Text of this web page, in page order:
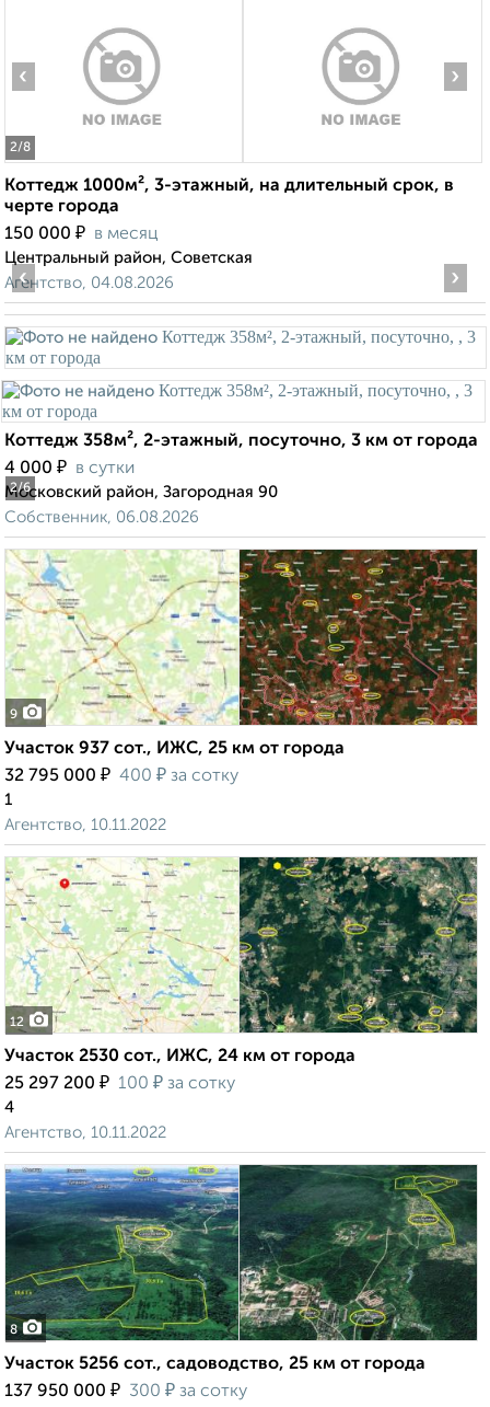
2/8
‹ ›
Коттедж 1000м², 3-этажный, на длительный срок, в
черте города
150 000 ₽ в месяц
Центральный район, Советская
Агентство, 04.08.2026
2/6
‹ ›
Коттедж 358м², 2-этажный, посуточно, 3 км от города
4 000 ₽ в сутки
Московский район, Загородная 90
Собственник, 06.08.2026
9
Участок 937 сот., ИЖС, 25 км от города
32 795 000 ₽ 400 ₽ за сотку
1
Агентство, 10.11.2022
12
Участок 2530 сот., ИЖС, 24 км от города
25 297 200 ₽ 100 ₽ за сотку
4
Агентство, 10.11.2022
8
Участок 5256 сот., садоводство, 25 км от города
137 950 000 ₽ 300 ₽ за сотку